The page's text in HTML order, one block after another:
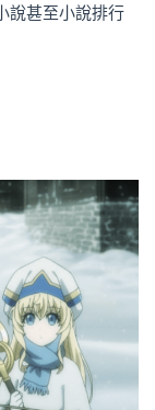
說甚至小說排行